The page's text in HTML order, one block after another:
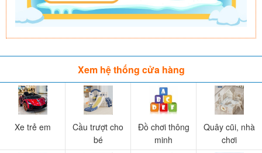
Xem hệ thống cửa hàng
Xe trẻ em
Cầu trượt cho
bé
Đồ chơi thông
minh
Quây cũi, nhà
chơi